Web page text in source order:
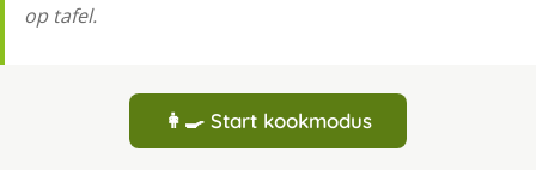
op tafel.
👩‍🍳 Start kookmodus